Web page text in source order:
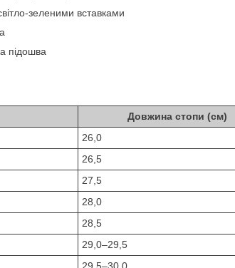
зеленими вставками
підошва
Довжина стопи (см)
26,0
26,5
27,5
28,0
28,5
29,0–29,5